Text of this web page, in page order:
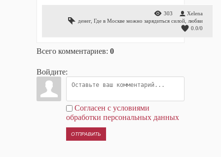
303
Xelena
денег, Где в Москве можно зарядиться силой любви
0.0/0
Всего комментариев: 0
Войдите:
Согласен с условиями
обработки персональных данных
ОТПРАВИТЬ